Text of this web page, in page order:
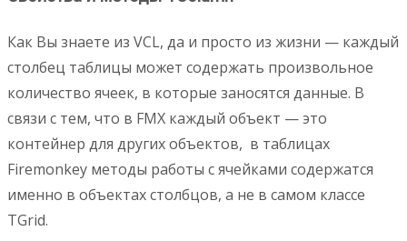
Как Вы знаете из VCL, да и просто из жизни — каждый
столбец таблицы может содержать произвольное
количество ячеек, в которые заносятся данные. В
связи с тем, что в FMX каждый объект — это
контейнер для других объектов, в таблицах
Firemonkey методы работы с ячейками содержатся
именно в объектах столбцов, а не в самом классе
TGrid.